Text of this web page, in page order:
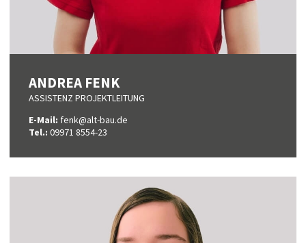
ANDREA FENK
ASSISTENZ PROJEKTLEITUNG
E-Mail: fenk@alt-bau.de
Tel.: 09971 8554-23